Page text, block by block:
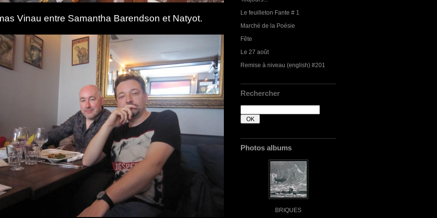
Le feuilleton Fante # 1
Marché de la Poésie
Fête
Le 27 août
Remise à niveau (english) #201
Rechercher
Photos albums
BRIQUES
Vinau entre Samantha Barendson et Natyot.